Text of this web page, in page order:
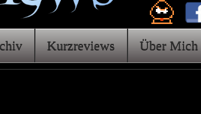
Kurzreviews Über Mich